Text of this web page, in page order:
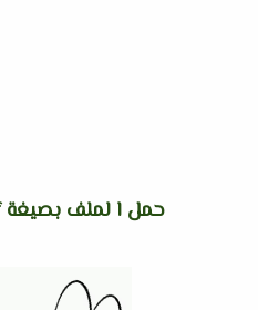
حمل ا لملف بصيغة pdf جاهز للطباعة